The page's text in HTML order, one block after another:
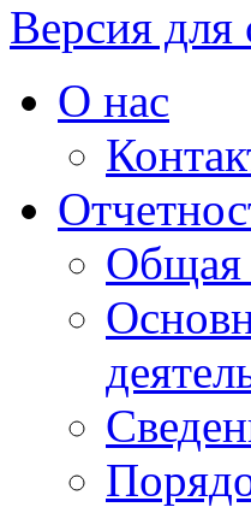
Версия
О нас
Общая